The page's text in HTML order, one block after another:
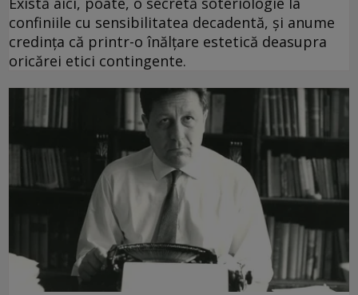
confiniile cu sensibilitatea decadentă, și anume
credința că printr-o înălțare estetică deasupra
oricărei etici contingente.